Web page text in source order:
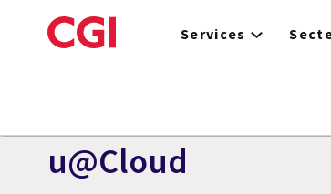
to
Services
u@Cloud